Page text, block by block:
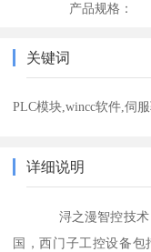
产品规格：
关键词
PLC模块,wincc软件,伺
详细说明
浔之漫智控技术 (上
国，西门子工控设备包